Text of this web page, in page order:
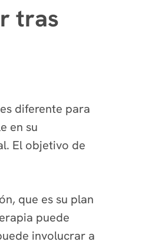
tras
diferente para
en su
El objetivo de
que es su plan
puede
involucrar a